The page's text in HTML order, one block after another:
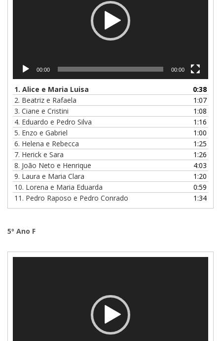
00:00 00:00
1. Alice e Maria Luisa
0:38
2. Beatriz e Rafaela
1:07
3. Ciane e Cristini
1:08
4. Eduardo e Pedro Silva
1:16
5. Enzo e Gabriel
1:00
6. Helena e Rebecca
1:25
7. Herick e Sara
1:26
8. João Neto e Henrique
4:03
9. Laura e Maria Clara
1:20
10. Lorena e Maria Eduarda
0:59
11. Pedro Raposo e Pedro Conrado
1:34
5º Ano F